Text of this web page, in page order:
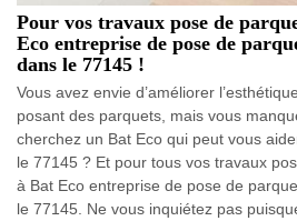
Pour vos travaux pose de
Eco entreprise de pose de
dans le 77145 !
Vous avez envie d’améliorer
posant des parquets, mais vous
cherchez un Bat Eco qui peut vous
le 77145 ? Et pour tous vos travaux
à Bat Eco entreprise de pose de
le 77145. Ne vous inquiétez pas